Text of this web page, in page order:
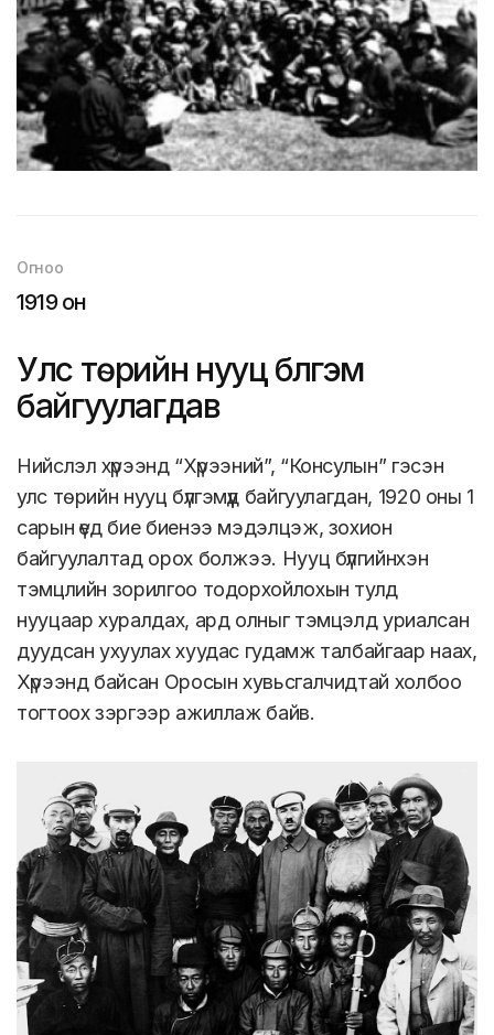
Огноо
1919 он
Улс төрийн нууц бүлгэм
байгуулагдав
Нийслэл хүрээнд “Хүрээний”, “Консулын” гэсэн
улс төрийн нууц бүлгэмүүд байгуулагдан, 1920 оны 1
сарын үед бие биенээ мэдэлцэж, зохион
байгуулалтад орох болжээ. Нууц бүлгийнхэн
тэмцлийн зорилгоо тодорхойлохын тулд
нууцаар хуралдах, ард олныг тэмцэлд уриалсан
дуудсан ухуулах хуудас гудамж талбайгаар наах,
Хүрээнд байсан Оросын хувьсгалчидтай холбоо
тогтоох зэргээр ажиллаж байв.